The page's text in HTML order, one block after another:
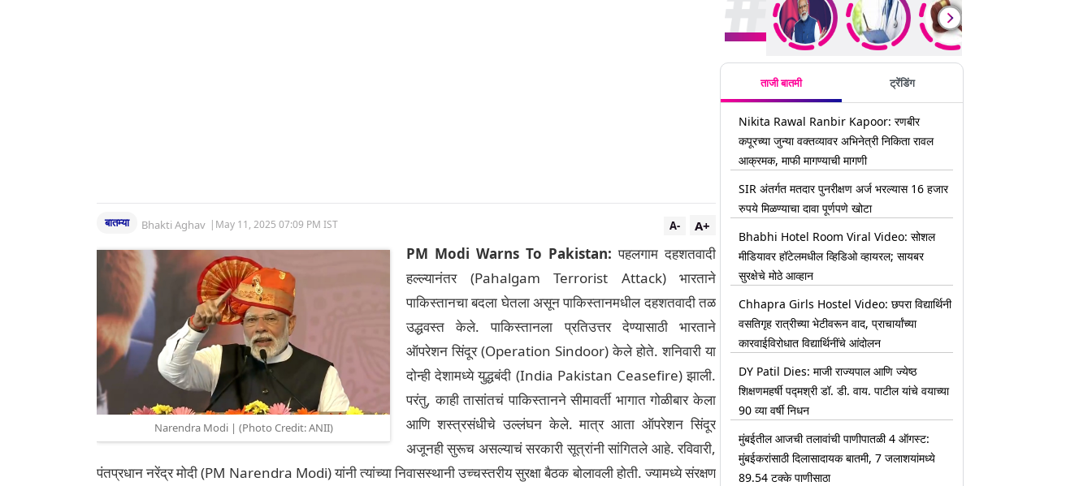
बातम्या Bhakti Aghav | May 11, 2025 07:09 PM IST A+
A-
Narendra Modi | (Photo Credit: ANII)
PM Modi Warns To Pakistan: पहलगाम दहशतवादी
हल्ल्यानंतर (Pahalgam Terrorist Attack) भारताने
पाकिस्तानचा बदला घेतला असून पाकिस्तानमधील दहशतवादी तळ
उद्धवस्त केले. पाकिस्तानला प्रतिउत्तर देण्यासाठी भारताने
ऑपरेशन सिंदूर (Operation Sindoor) केले होते. शनिवारी या
दोन्ही देशामध्ये युद्धबंदी (India Pakistan Ceasefire) झाली.
परंतु, काही तासांतचं पाकिस्तानने सीमावर्ती भागात गोळीबार केला
आणि शस्त्रसंधीचे उल्लंघन केले. मात्र आता ऑपरेशन सिंदूर
अजूनही सुरूच असल्याचं सरकारी सूत्रांनी सांगितले आहे. रविवारी,
पंतप्रधान नरेंद्र मोदी (PM Narendra Modi) यांनी त्यांच्या निवासस्थानी उच्चस्तरीय सुरक्षा बैठक बोलावली होती. ज्यामध्ये संरक्षण
ताजी बातमी ट्रेंडिंग
Nikita Rawal Ranbir Kapoor: रणबीर
कपूरच्या जुन्या वक्तव्यावर अभिनेत्री निकिता रावल
आक्रमक, माफी मागण्याची मागणी
SIR अंतर्गत मतदार पुनरीक्षण अर्ज भरल्यास 16 हजार
रुपये मिळण्याचा दावा पूर्णपणे खोटा
Bhabhi Hotel Room Viral Video: सोशल
मीडियावर हॉटेलमधील व्हिडिओ व्हायरल; सायबर
सुरक्षेचे मोठे आव्हान
Chhapra Girls Hostel Video: छपरा विद्यार्थिनी
वसतिगृह रात्रीच्या भेटीवरून वाद, प्राचार्यांच्या
कारवाईविरोधात विद्यार्थिनींचे आंदोलन
DY Patil Dies: माजी राज्यपाल आणि ज्येष्ठ
शिक्षणमहर्षी पद्मश्री डॉ. डी. वाय. पाटील यांचे वयाच्या
90 व्या वर्षी निधन
मुंबईतील आजची तलावांची पाणीपातळी 4 ऑगस्ट:
मुंबईकरांसाठी दिलासादायक बातमी, 7 जलाशयांमध्ये
89.54 टक्के पाणीसाठा